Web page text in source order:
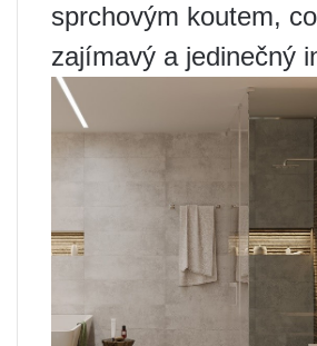
sprchovým koutem,
zajímavý a jedinečný